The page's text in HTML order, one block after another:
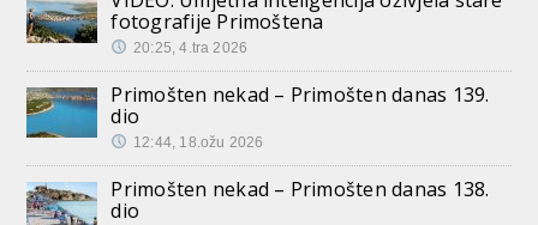
fotografije Primoštena
20:25, 4.tra 2026
Primošten nekad – Primošten danas 139.
dio
12:44, 18.ožu 2026
Primošten nekad – Primošten danas 138.
dio